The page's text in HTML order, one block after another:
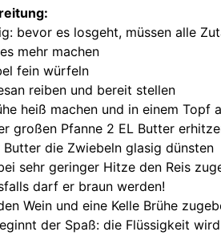
bevor es losgeht, müssen alle
mehr machen
fein würfeln
reiben und bereit stellen
heiß machen und in einem Topf
großen Pfanne 2 EL Butter
Butter die Zwiebeln glasig dünsten
sehr geringer Hitze den Reis
darf er braun werden!
Wein und eine Kelle Brühe
der Spaß: die Flüssigkeit